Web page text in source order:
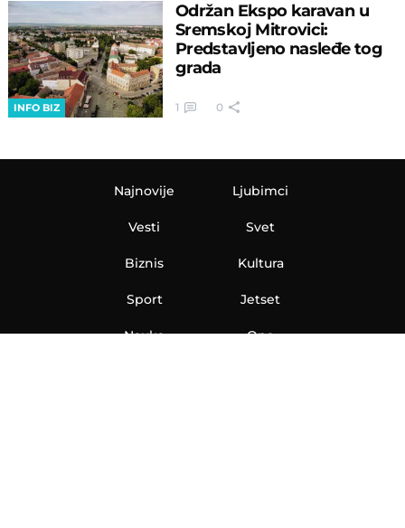
INFO BIZ
Održan Ekspo karavan u
Sremskoj Mitrovici:
Predstavljeno nasleđe tog
grada
1 0
Najnovije
Vesti
Biznis
Sport
Nauka
Ljubimci
Svet
Kultura
Jetset
Ona